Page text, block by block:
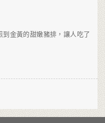
金黃的甜嫩豬排，讓人吃了